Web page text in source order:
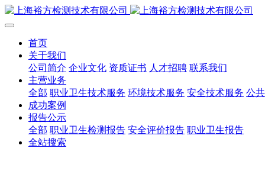
首页
关于我们
公司简介 企业文化 资质证书 人才招聘 联系我们
主营业务
全部 职业卫生技术服务 环境技术服务 安全技术服务 公
成功案例
报告公示
全部 职业卫生检测报告 安全评价报告 职业卫生报告
全站搜索